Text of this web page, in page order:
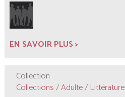
EN SAVOIR PLUS >
Collection
Collections/Adulte/ Littérature